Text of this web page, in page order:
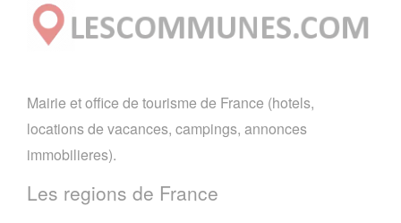
Mairie et office de tourisme de France (hotels,
locations de vacances, campings, annonces
immobilieres).
Les regions de France